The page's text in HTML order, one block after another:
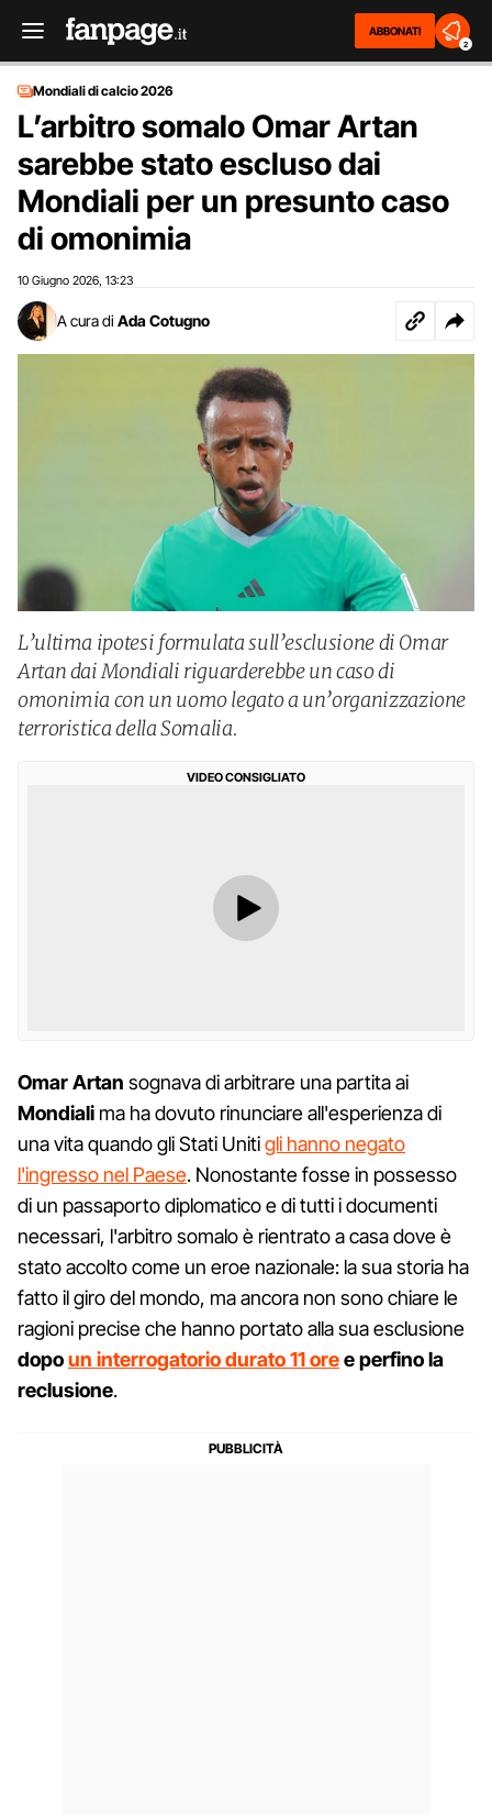
ABBONATI
2
Mondiali di calcio 2026
L’arbitro somalo Omar Artan
sarebbe stato escluso dai
Mondiali per un presunto caso
di omonimia
10 Giugno 2026 13:23
A cura di Ada Cotugno
L’ultima ipotesi formulata sull’esclusione di Omar
Artan dai Mondiali riguarderebbe un caso di
omonimia con un uomo legato a un’organizzazione
terroristica della Somalia.
VIDEO CONSIGLIATO
Omar Artan sognava di arbitrare una partita ai
Mondiali ma ha dovuto rinunciare all'esperienza di
una vita quando gli Stati Unitigli hanno negato
l'ingresso nel Paese. Nonostante fosse in possesso
di un passaporto diplomatico e di tutti i documenti
necessari, l'arbitro somalo è rientrato a casa dove è
stato accolto come un eroe nazionale: la sua storia ha
fatto il giro del mondo, ma ancora non sono chiare le
ragioni precise che hanno portato alla sua esclusione
dopoun interrogatorio durato 11 oree perfino la
reclusione.